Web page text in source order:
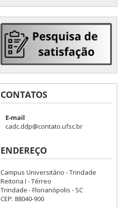
CONTATOS
E-mail
cadc.ddp@contato.ufsc.br
ENDEREÇO
Campus Universitário - Trindade
Reitoria I - Térreo
Trindade - Florianópolis - SC
CEP: 88040-900